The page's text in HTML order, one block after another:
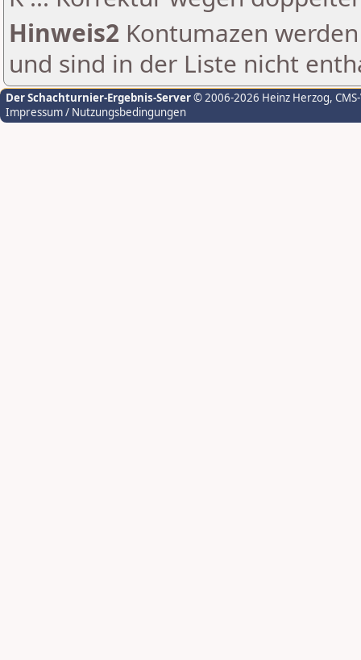
Hinweis2 Kontumazen
und sind in der Liste nicht
Der Schachturnier-Ergebnis-Server© 2006-2026 Heinz Herzog,
Impressum / Nutzungsbedingungen